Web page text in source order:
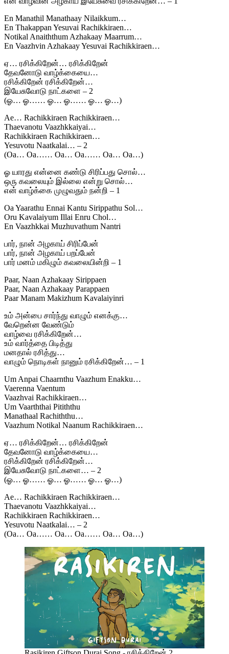
En Manathil Manathaay Nilaikkum…
En Thakappan Yesuvai Rachikkiraen…
Notikal Anaiththum Azhakaay Maarrum…
En Vaazhvin Azhakaay Yesuvai Rachikkiraen…
ஏ… ரசிக்கிறேன்… ரசிக்கிறேன்
தேவனோடு வாழ்க்கையை…
ரசிக்கிறேன் ரசிக்கிறேன்…
இயேசுவோடு நாட்களை – 2
(ஓ… ஓ…… ஓ… ஓ…… ஓ… ஓ…)
Ae… Rachikkiraen Rachikkiraen…
Thaevanotu Vaazhkkaiyai…
Rachikkiraen Rachikkiraen…
Yesuvotu Naatkalai… – 2
(Oa… Oa…… Oa… Oa…… Oa… Oa…)
ஓ யாரது என்னை கண்டு சிரிப்பது சொல்…
ஒரு கவலையும் இல்லை என்று சொல்…
என் வாழ்க்கை முழுவதும் நன்றி – 1
Oa Yaarathu Ennai Kantu Sirippathu Sol…
Oru Kavalaiyum Illai Enru Chol…
En Vaazhkkai Muzhuvathum Nantri
பார், நான் அழகாய் சிரிப்பேன்
பார், நான் அழகாய் பறப்பேன்
பார் மனம் மகிழும் கவலையின்றி – 1
Paar, Naan Azhakaay Sirippaen
Paar, Naan Azhakaay Parappaen
Paar Manam Makizhum Kavalaiyinri
உம் அன்பை சார்ந்து வாழும் எனக்கு…
வேறென்ன வேண்டும்
வாழ்வை ரசிக்கிறேன்…
உம் வார்த்தை பிடித்து
மனதால் ரசித்து…
வாழும் நொடிகள் நானும் ரசிக்கிறேன்… – 1
Um Anpai Chaarnthu Vaazhum Enakku…
Vaerenna Vaentum
Vaazhvai Rachikkiraen…
Um Vaarththai Pitiththu
Manathaal Rachiththu…
Vaazhum Notikal Naanum Rachikkiraen…
ஏ… ரசிக்கிறேன்… ரசிக்கிறேன்
தேவனோடு வாழ்க்கையை…
ரசிக்கிறேன் ரசிக்கிறேன்…
இயேசுவோடு நாட்களை… – 2
(ஓ… ஓ…… ஓ… ஓ…… ஓ… ஓ…)
Ae… Rachikkiraen Rachikkiraen…
Thaevanotu Vaazhkkaiyai…
Rachikkiraen Rachikkiraen…
Yesuvotu Naatkalai… – 2
(Oa… Oa…… Oa… Oa…… Oa… Oa…)